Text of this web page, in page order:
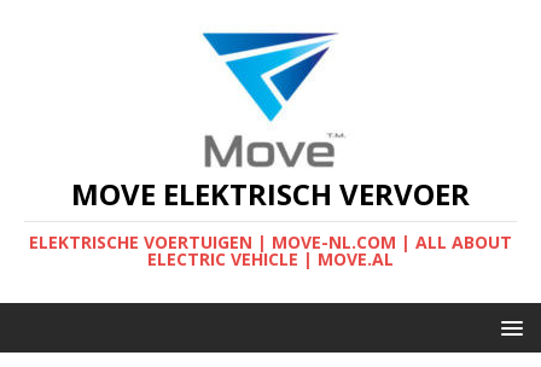
MOVE ELEKTRISCH VERVOER
ELEKTRISCHE VOERTUIGEN | MOVE-NL.COM | ALL ABOUT
ELECTRIC VEHICLE | MOVE.AL